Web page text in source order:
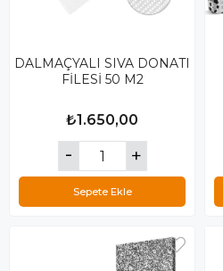
DALMAÇYALI SIVA DONATI
FİLESİ 50 M2
₺1.650,00
Sepete Ekle